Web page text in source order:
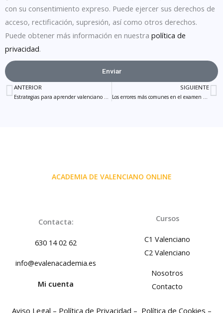
con su consentimiento expreso. Puede ejercer sus derechos de
acceso, rectificación, supresión, así como otros derechos.
Puede obtener más información en nuestra política de
privacidad.
Enviar
Ant
ANTERIOR
Estrategias para aprender valenciano desde cero y no abandonar
SIGUIENTE
Los errores más comunes en el examen de certificado C1 de Valenciano y cómo evitarlos
ACADEMIA DE VALENCIANO ONLINE
Contacta:
630 14 02 62
info@evalenacademia.es
Mi cuenta
Cursos
C1 Valenciano
C2 Valenciano
Nosotros
Contacto
Aviso Legal – Política de Privacidad – Política de Cookies –